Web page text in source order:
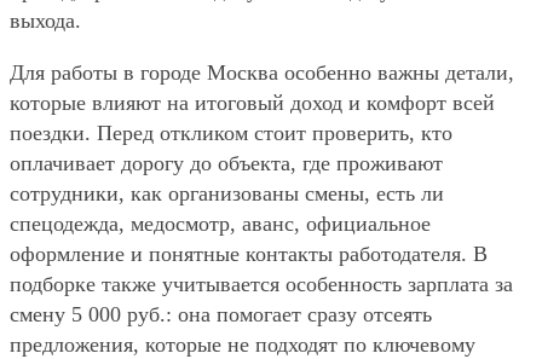
выхода.
Для работы в городе Москва особенно важны детали,
которые влияют на итоговый доход и комфорт всей
поездки. Перед откликом стоит проверить, кто
оплачивает дорогу до объекта, где проживают
сотрудники, как организованы смены, есть ли
спецодежда, медосмотр, аванс, официальное
оформление и понятные контакты работодателя. В
подборке также учитывается особенность зарплата за
смену 5 000 руб.: она помогает сразу отсеять
предложения, которые не подходят по ключевому